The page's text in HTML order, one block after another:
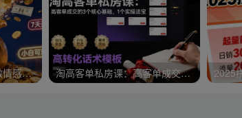
公众号冷门赛道，用AI做情感漫画，7天开通流量主，操作简单，小白可玩 淘高客单私房课：高客单成交的3个核心基础，1个实操法宝